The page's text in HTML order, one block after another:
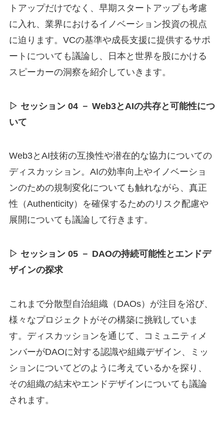
トアップだけでなく、早期スタートアップも考慮
に入れ、業界におけるイノベーション投資の視点
に迫ります。VCの基準や成長支援に提供するサポ
ートについても議論し、日本と世界を股にかける
スピーカーの洞察を紹介していきます。
▷ セッション 04 － Web3とAIの共存と可能性につ
いて
Web3とAI技術の互換性や潜在的な協力についての
ディスカッション。AIの効率向上やイノベーショ
ンのための規制変化についても触れながら、真正
性（Authenticity）を確保するためのリスク配慮や
展開についても議論して行きます。
▷ セッション 05 － DAOの持続可能性とエンドデ
ザインの探求
これまで分散型自治組織（DAOs）が注目を浴び、
様々なプロジェクトがその構築に挑戦していま
す。ディスカッションを通じて、コミュニティメ
ンバーがDAOに対する認識や組織デザイン、ミッ
ションについてどのように考えているかを探り、
その組織の結末やエンドデザインについても議論
されます。